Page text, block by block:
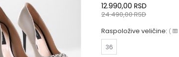
12.990,00 RSD
24.490,00RSD
Raspoložive veličine: (
36